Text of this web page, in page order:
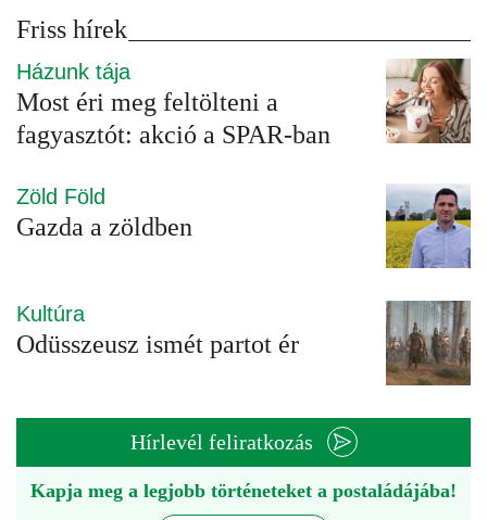
Friss hírek
Házunk tája
Most éri meg feltölteni a
fagyasztót: akció a SPAR-ban
Zöld Föld
Gazda a zöldben
Kultúra
Odüsszeusz ismét partot ér
Hírlevél feliratkozás
Kapja meg a legjobb történeteket a postaládájába!